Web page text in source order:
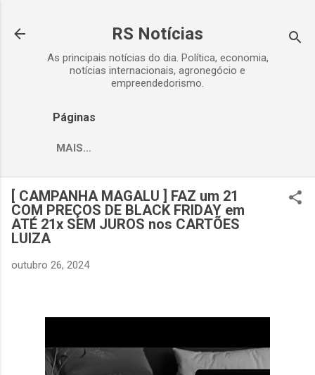
RS Notícias
As principais notícias do dia. Política, economia,
notícias internacionais, agronegócio e
empreendedorismo.
Páginas
MAIS…
[ CAMPANHA MAGALU ] FAZ um 21
COM PREÇOS DE BLACK FRIDAY em
ATÉ 21x SEM JUROS nos CARTÕES
LUIZA
outubro 26, 2024